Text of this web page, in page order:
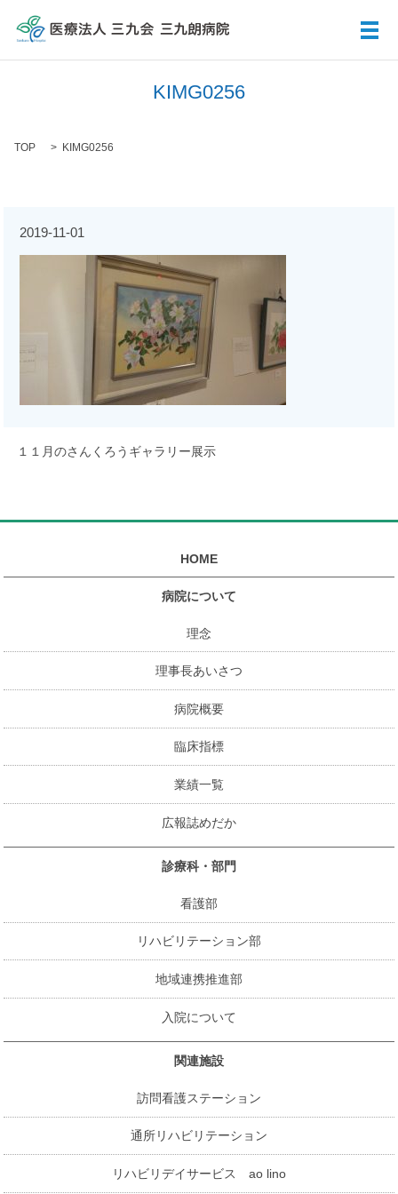
メ
KIMG0256
TOP KIMG0256
2019-11-01
１１月のさんくろうギャラリー展示
HOME
病院について
理念
理事長あいさつ
病院概要
臨床指標
業績一覧
広報誌めだか
診療科・部門
看護部
リハビリテーション部
地域連携推進部
入院について
関連施設
訪問看護ステーション
通所リハビリテーション
リハビリデイサービス ao lino